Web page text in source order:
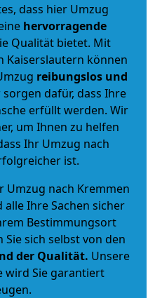
dass hier Umzug
hervorragende
Qualität bietet. Mit
Kaiserslautern können
reibungslos und
dafür, dass Ihre
erfüllt werden. Wir
um Ihnen zu helfen
Ihr Umzug nach
ist.
Umzug nach Kremmen
Ihre Sachen sicher
Bestimmungsort
sich selbst von den
der Qualität. Unsere
wird Sie garantiert